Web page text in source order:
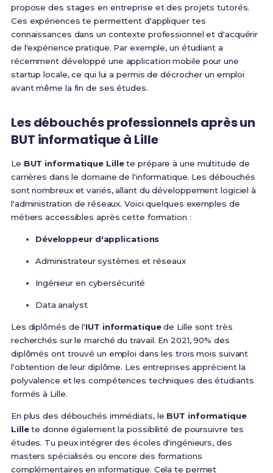
propose des stages en entreprise et des projets tutorés.
Ces expériences te permettent d'appliquer tes
connaissances dans un contexte professionnel et d'acquérir
de l'expérience pratique. Par exemple, un étudiant a
récemment développé une application mobile pour une
startup locale, ce qui lui a permis de décrocher un emploi
avant même la fin de ses études.
Les débouchés professionnels après un
BUT informatique à Lille
Le BUT informatique Lillete prépare à une multitude de
carrières dans le domaine de l'informatique. Les débouchés
sont nombreux et variés, allant du développement logiciel à
l'administration de réseaux. Voici quelques exemples de
métiers accessibles après cette formation :
Développeur d'applications
Administrateur systèmes et réseaux
Ingénieur en cybersécurité
Data analyst
Les diplômés de l'IUT informatiquede Lille sont très
recherchés sur le marché du travail. En 2021, 90% des
diplômés ont trouvé un emploi dans les trois mois suivant
l'obtention de leur diplôme. Les entreprises apprécient la
polyvalence et les compétences techniques des étudiants
formés à Lille.
En plus des débouchés immédiats, le BUT informatique
Lillete donne également la possibilité de poursuivre tes
études. Tu peux intégrer des écoles d'ingénieurs, des
masters spécialisés ou encore des formations
complémentaires en informatique. Cela te permet